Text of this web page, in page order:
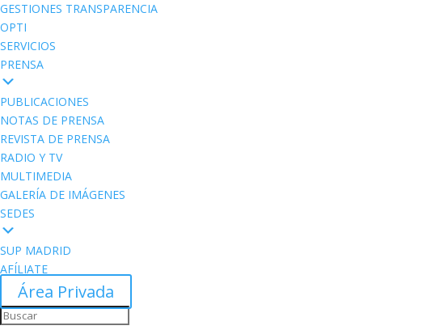
GESTIONES TRANSPARENCIA
OPTI
SERVICIOS
PRENSA
PUBLICACIONES
NOTAS DE PRENSA
REVISTA DE PRENSA
RADIO Y TV
MULTIMEDIA
GALERÍA DE IMÁGENES
SEDES
SUP MADRID
AFÍLIATE
Área Privada